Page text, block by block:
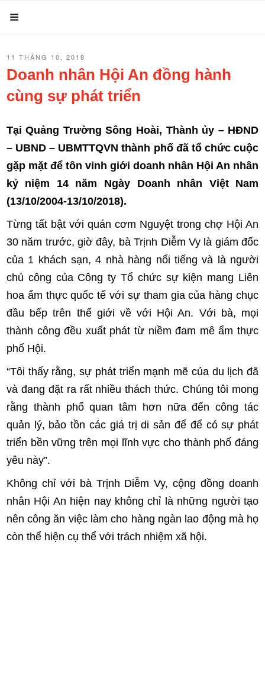
đến
nội
dung
ĐĂNG
11 THÁNG 10, 2018
Doanh nhân Hội An đồng hành
cùng sự phát triển
Tại Quảng Trường Sông Hoài, Thành ủy – HĐND
– UBND – UBMTTQVN thành phố đã tổ chức cuộc
gặp mặt để tôn vinh giới doanh nhân Hội An nhân
kỷ niệm 14 năm Ngày Doanh nhân Việt Nam
(13/10/2004-13/10/2018).
Từng tất bật với quán cơm Nguyệt trong chợ Hội An
30 năm trước, giờ đây, bà Trịnh Diễm Vy là giám đốc
của 1 khách sạn, 4 nhà hàng nổi tiếng và là người
chủ công của Công ty Tổ chức sự kiện mang Liên
hoa ẩm thực quốc tế với sự tham gia của hàng chục
đầu bếp trên thế giới về với Hội An. Với bà, mọi
thành công đều xuất phát từ niềm đam mê ẩm thực
phố Hội.
“Tôi thấy rằng, sự phát triển mạnh mẽ của du lịch đã
và đang đặt ra rất nhiều thách thức. Chúng tôi mong
rằng thành phố quan tâm hơn nữa đến công tác
quản lý, bảo tồn các giá trị di sản để để có sự phát
triển bền vững trên mọi lĩnh vực cho thành phố đáng
yêu này”.
Không chỉ với bà Trịnh Diễm Vy, cộng đồng doanh
nhân Hội An hiện nay không chỉ là những người tạo
nên công ăn việc làm cho hàng ngàn lao động mà họ
còn thể hiện cụ thể với trách nhiệm xã hội.